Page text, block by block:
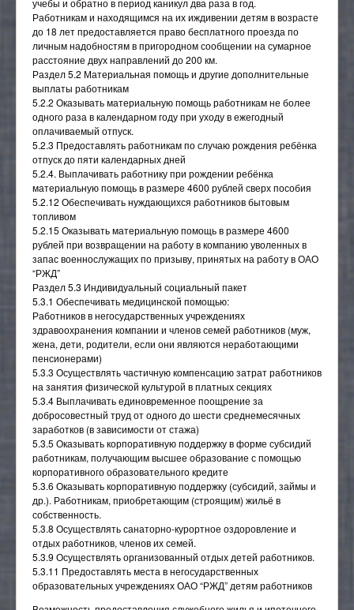
Вакантные места для приема (перевода)
обучающихся
Доступная среда
Международное сотрудничество
Стипендии и иные виды материальной поддержки
обучающихся
Противодействие коррупции
Организация питания в образовательной
организации
Ресурсный центр
Социально-психологическая помощь
Отраслевой методический совет
Народный коллектив "ТРИУМФ"
Ветеранская организация
Совет Студентов
Студенческий профсоюз
Профсоюз
Волонтёрский отряд
Студенческий клуб Российского Союза Молодежи
Студенческий спортивный клуб "Локомотив"
Самоорганизация
43.01.06 Проводник на железнодорожном
транспорте
учебы и обратно в период каникул два раза в год.
Работникам и находящимся на их иждивении детям в возрасте
до 18 лет предоставляется право бесплатного проезда по
личным надобностям в пригородном сообщении на сумарное
расстояние двух направлений до 200 км.
Раздел 5.2 Материальная помощь и другие дополнительные
выплаты работникам
5.2.2 Оказывать материальную помощь работникам не более
одного раза в календарном году при уходу в ежегодный
оплачиваемый отпуск.
5.2.3 Предоставлять работникам по случаю рождения ребёнка
отпуск до пяти календарных дней
5.2.4. Выплачивать работнику при рождении ребёнка
материальную помощь в размере 4600 рублей сверх пособия
5.2.12 Обеспечивать нуждающихся работников бытовым
топливом
5.2.15 Оказывать материальную помощь в размере 4600
рублей при возвращении на работу в компанию уволенных в
запас военнослужащих по призыву, принятых на работу в ОАО
“РЖД”
Раздел 5.3 Индивидуальный социальный пакет
5.3.1 Обеспечивать медицинской помощью:
Работников в негосударственных учреждениях
здравоохранения компании и членов семей работников (муж,
жена, дети, родители, если они являются неработающими
пенсионерами)
5.3.3 Осуществлять частичную компенсацию затрат работников
на занятия физической культурой в платных секциях
5.3.4 Выплачивать единовременное поощрение за
добросовестный труд от одного до шести среднемесячных
заработков (в зависимости от стажа)
5.3.5 Оказывать корпоративную поддержку в форме субсидий
работникам, получающим высшее образование с помощью
корпоративного образовательного кредите
5.3.6 Оказывать корпоративную поддержку (субсидий, займы и
др.). Работникам, приобретающим (строящим) жильё в
собственность.
5.3.8 Осуществлять санаторно-курортное оздоровление и
отдых работников, членов их семей.
5.3.9 Осуществлять организованный отдых детей работников.
5.3.11 Предоставлять места в негосударственных
образовательных учреждениях ОАО “РЖД” детям работников